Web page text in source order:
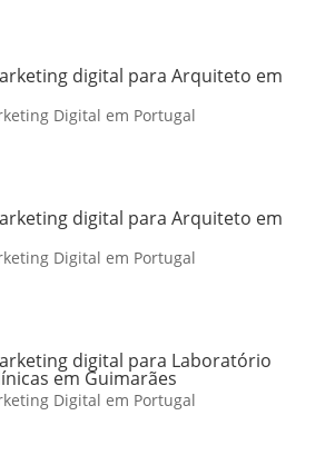
digital para Arquiteto em
Digital em Portugal
digital para Arquiteto em
Digital em Portugal
digital para Laboratório
em Guimarães
Digital em Portugal